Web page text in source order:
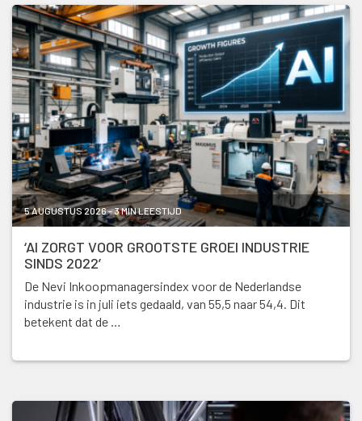
5 AUGUSTUS 2026 - 3 MIN LEESTIJD
‘AI ZORGT VOOR GROOTSTE GROEI INDUSTRIE
SINDS 2022’
De Nevi Inkoopmanagersindex voor de Nederlandse
industrie is in juli iets gedaald, van 55,5 naar 54,4. Dit
betekent dat de …